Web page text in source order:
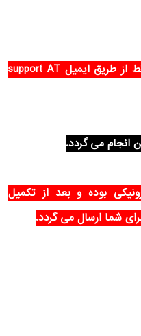
لطفا برای دریافت اطلاعات بیشتر فقط از طریق ایمیل support AT
انجام می گردد.
بوده و بعد از تکمیل
شما ارسال می گردد.